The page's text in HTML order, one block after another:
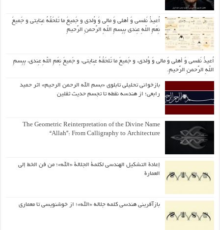
اُعیذُ نَفسی وَ أهلی وَ مالی وَ وُلدی و جَمیعَ ما تَلحَقُهُ عِنایتی و جَمیعَ
نِعَمِ اللّهِ عِندی بِبِسمِ اللّهِ الرَّحمنِ الرَّحیمِ
اُعیذُ نَفسی وَ أهلی وَ مالی وَ وُلدی، و جَمیعَ ما تَلحَقُهُ عِنایتی، و جَمیعَ نِعَمِ اللّهِ عِندی، بِبِسمِ
اللّهِ الرَّحمنِ الرَّحیمِ.
بازخوانی تحلیلی تابلوی «بسم الله الرحمن الرحیم» اثر حمید
رابعی؛ از هندسه نقطه تا تجسم حدیث ثقلین
The Geometric Reinterpretation of the Divine Name
“Allah”: From Calligraphy to Architecture
إعادة التشكيل الهندسي لكلمة الجلالة «الله»؛ من فن الخط إلى
العمارة
بازآفرینی هندسی کلمه جلاله «الله»؛ از خوشنویسی تا معماری